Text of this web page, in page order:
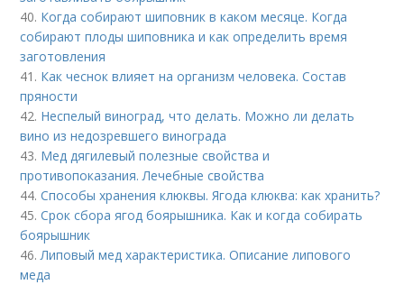
40. Когда собирают шиповник в каком месяце. Когда
собирают плоды шиповника и как определить время
заготовления
41. Как чеснок влияет на организм человека. Состав
пряности
42. Неспелый виноград, что делать. Можно ли делать
вино из недозревшего винограда
43. Мед дягилевый полезные свойства и
противопоказания. Лечебные свойства
44.Способы хранения клюквы. Ягода клюква: как хранить?
45.Срок сбора ягод боярышника. Как и когда собирать
боярышник
46.Липовый мед характеристика. Описание липового
меда